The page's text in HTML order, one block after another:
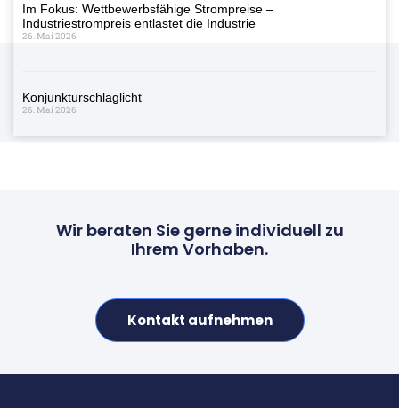
Im Fokus: Wettbewerbsfähige Strompreise –
Industriestrompreis entlastet die Industrie
26. Mai 2026
Konjunkturschlaglicht
26. Mai 2026
Wir beraten Sie gerne individuell zu
Ihrem Vorhaben.
Kontakt aufnehmen